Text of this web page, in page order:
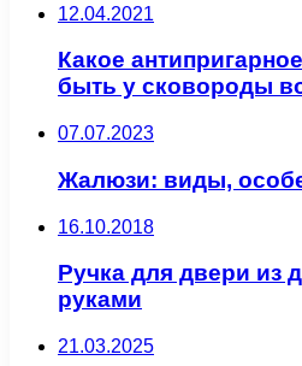
12.04.2021
Какое
быть у сковороды
07.07.2023
Жалюзи: виды,
16.10.2018
Ручка для двери из
руками
21.03.2025